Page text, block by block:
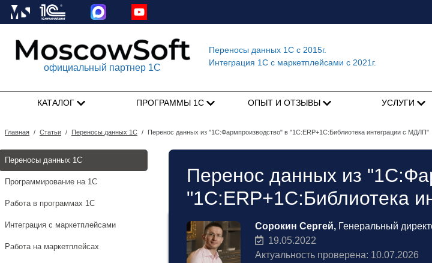
официальный партнер 1С
Переносы данных 1Сс 2015г.
Интеграция 1C с маркетплейсами с 2021г.
КАТАЛОГ ПРОГРАММЫ 1С ОПЫТ И ОТЗЫВЫ УСЛУГИ
Главная / Статьи / Переносы данных 1С / Перенос данных из "1С:Фармпроизводство" в "1С:ERP+1С:Библиотека интеграции с МДЛП"
Переносы данных 1С
Программирование на 1С
Работа в программах 1С
Интеграция с маркетплейсами
Работа на маркетплейсах
Перенос данных из
"1С:ERP+1С:Библиотека
Сорокин Сергей, Генеральный
19.05.2022
Актуальность проверена: 10.07.2026